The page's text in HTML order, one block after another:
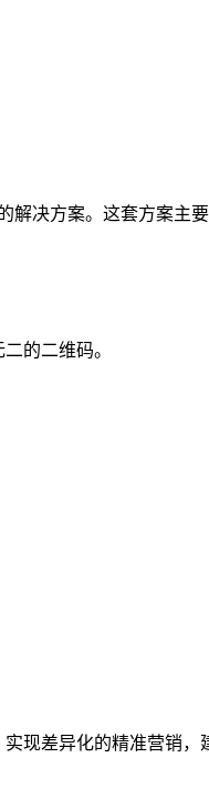
决方案。这套方案主
的二维码。
现差异化的精准营销，